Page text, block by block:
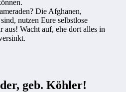
Die Afghanen,
nutzen Eure selbstlose
aus! Wacht auf, ehe dort alles in
geb. Köhler!